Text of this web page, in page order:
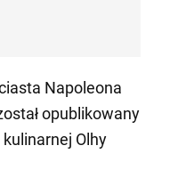
Napoleona
opublikowany
Olhy